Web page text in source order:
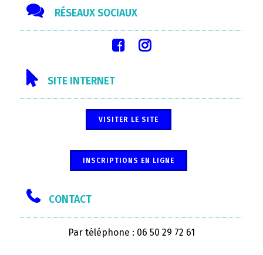
RÉSEAUX SOCIAUX
SITE INTERNET
VISITER LE SITE
INSCRIPTIONS EN LIGNE
CONTACT
Par téléphone : 06 50 29 72 61